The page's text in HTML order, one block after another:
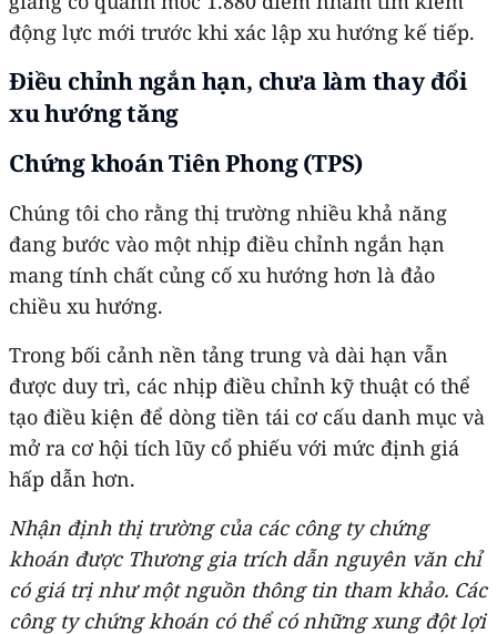
động lực mới trước khi xác lập xu hướng kế tiếp.
Điều chỉnh ngắn hạn, chưa làm thay đổi
xu hướng tăng
Chứng khoán Tiên Phong (TPS)
Chúng tôi cho rằng thị trường nhiều khả năng
đang bước vào một nhịp điều chỉnh ngắn hạn
mang tính chất củng cố xu hướng hơn là đảo
chiều xu hướng.
Trong bối cảnh nền tảng trung và dài hạn vẫn
được duy trì, các nhịp điều chỉnh kỹ thuật có thể
tạo điều kiện để dòng tiền tái cơ cấu danh mục và
mở ra cơ hội tích lũy cổ phiếu với mức định giá
hấp dẫn hơn.
Nhận định thị trường của các công ty chứng
khoán được Thương gia trích dẫn nguyên văn chỉ
có giá trị như một nguồn thông tin tham khảo. Các
công ty chứng khoán có thể có những xung đột lợi